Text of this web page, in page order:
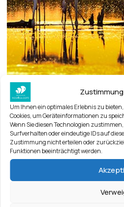
Um Ihnen ein optimales Erlebnis zu
Cookies, um Geräteinformationen zu
Wenn Sie diesen Technologien
Surfverhalten oder eindeutige IDs auf
Zustimmung nicht erteilen oder
Funktionen beeinträchtigt werden.
Ausflüge in die
Kos possesses the rare
combination of verdant
mountain and sea
fauna. Kos boasts a variety